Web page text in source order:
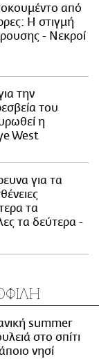
από
Η στιγμή
- Νεκροί
την
του
η
West
για τα
τα
τα δεύτερα -
summer
στο σπίτι
νησί